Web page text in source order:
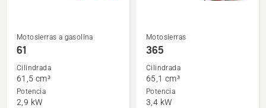
Ver
más
detalles
sobre
61
Motosierras a gasolina
61
Cilindrada
61,5 cm³
Potencia
2,9 kW
Ver
más
detalles
sobre
365
Motosierras
365
Cilindrada
65,1 cm³
Potencia
3,4 kW